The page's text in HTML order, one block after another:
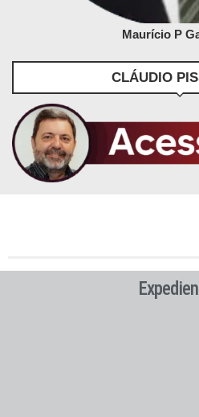
Maurício P
CLÁUDIO